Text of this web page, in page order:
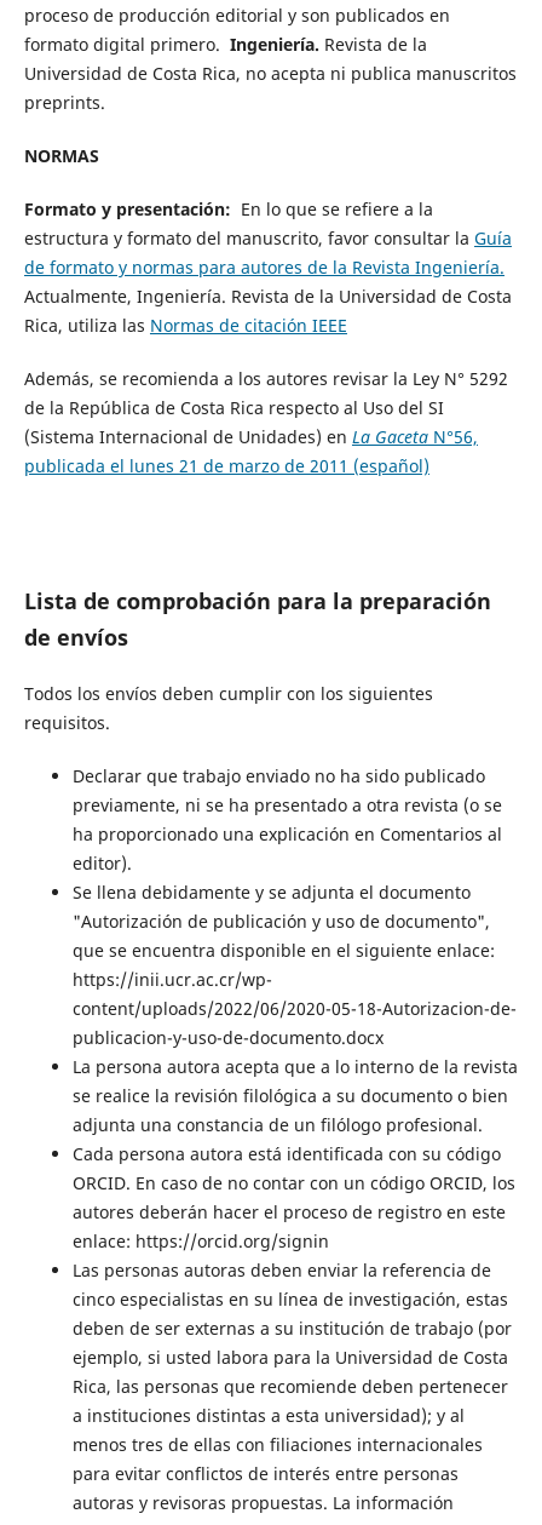
proceso de producción editorial y son publicados en
formato digital primero. Ingeniería. Revista de la
Universidad de Costa Rica, no acepta ni publica manuscritos
preprints.
NORMAS
Formato y presentación: En lo que se refiere a la
estructura y formato del manuscrito, favor consultar la Guía
de formato y normas para autores de la Revista Ingeniería.
Actualmente, Ingeniería. Revista de la Universidad de Costa
Rica, utiliza las Normas de citación IEEE
Además, se recomienda a los autores revisar la Ley N° 5292
de la República de Costa Rica respecto al Uso del SI
(Sistema Internacional de Unidades) en La GacetaN°56,
publicada el lunes 21 de marzo de 2011 (español)
Lista de comprobación para la preparación
de envíos
Todos los envíos deben cumplir con los siguientes
requisitos.
Declarar que trabajo enviado no ha sido publicado
previamente, ni se ha presentado a otra revista (o se
ha proporcionado una explicación en Comentarios al
editor).
Se llena debidamente y se adjunta el documento
"Autorización de publicación y uso de documento",
que se encuentra disponible en el siguiente enlace:
https://inii.ucr.ac.cr/wp-
content/uploads/2022/06/2020-05-18-Autorizacion-de-
publicacion-y-uso-de-documento.docx
La persona autora acepta que a lo interno de la revista
se realice la revisión filológica a su documento o bien
adjunta una constancia de un filólogo profesional.
Cada persona autora está identificada con su código
ORCID. En caso de no contar con un código ORCID, los
autores deberán hacer el proceso de registro en este
enlace: https://orcid.org/signin
Las personas autoras deben enviar la referencia de
cinco especialistas en su línea de investigación, estas
deben de ser externas a su institución de trabajo (por
ejemplo, si usted labora para la Universidad de Costa
Rica, las personas que recomiende deben pertenecer
a instituciones distintas a esta universidad); y al
menos tres de ellas con filiaciones internacionales
para evitar conflictos de interés entre personas
autoras y revisoras propuestas. La información